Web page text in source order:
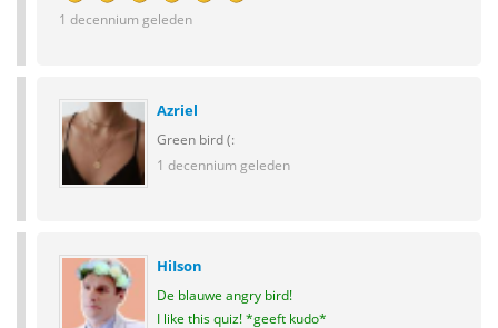
1 decennium geleden
Azriel
Green bird (:
1 decennium geleden
HiIson
De blauwe angry bird!
I like this quiz! *geeft kudo*